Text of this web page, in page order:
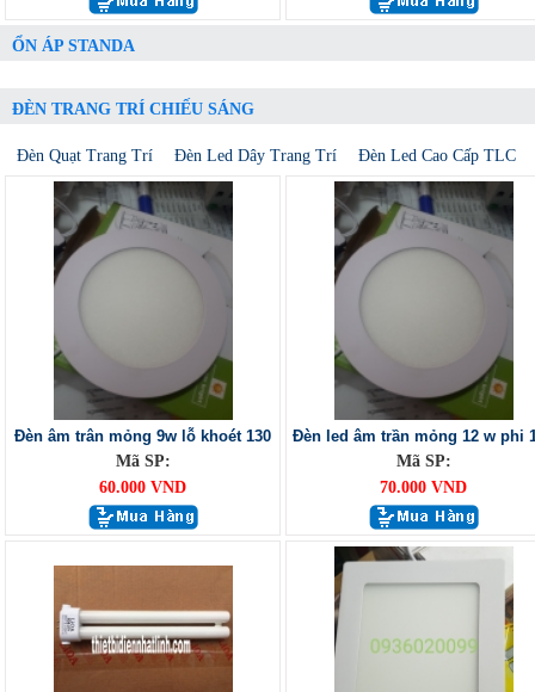
ỔN ÁP STANDA
ĐÈN TRANG TRÍ CHIẾU SÁNG
Đèn Quạt Trang Trí Đèn Led Dây Trang Trí Đèn Led Cao Cấp TLC
Đèn âm trân mỏng 9w lỗ khoét 130
Mã SP:
60.000 VND
Đèn led âm trần mỏng 12 w phi
Mã SP:
70.000 VND